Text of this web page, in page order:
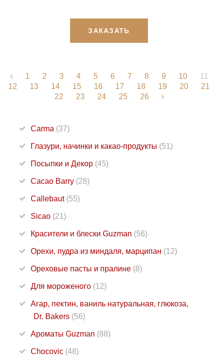
ЗАКАЗАТЬ
1 2 3 4 5 6 7 8 9 10
11
12
13 14 15 16 17 18 19 20
21
22
23 24 25 26
Carma (37)
Глазури, начинки и какао-продукты (51)
Посыпки и Декор (45)
Cacao Barry (28)
Callebaut (55)
Sicao (21)
Красители и блески Guzman (56)
Орехи, пудра из миндаля, марципан (12)
Ореховые пасты и пралине (8)
Для мороженого (12)
Агар, пектин, ваниль натуральная, глюкоза,
Dr. Bakers (56)
Ароматы Guzman (88)
Chocovic (48)